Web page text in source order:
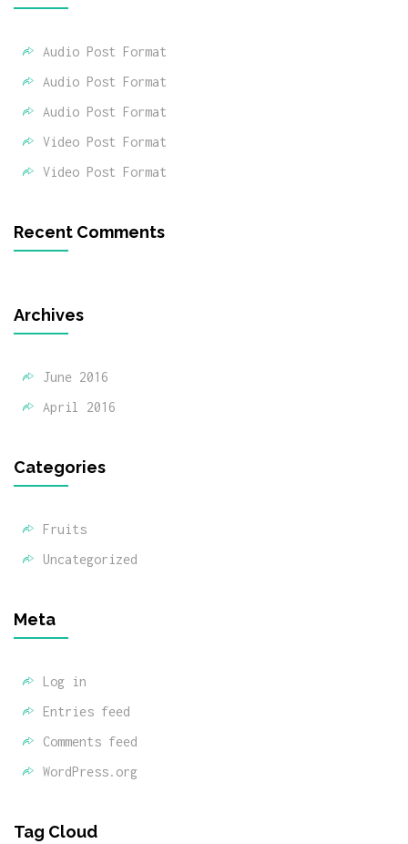
Audio Post Format
Audio Post Format
Audio Post Format
Video Post Format
Video Post Format
Recent Comments
Archives
June 2016
April 2016
Categories
Fruits
Uncategorized
Meta
Log in
Entries feed
Comments feed
WordPress.org
Tag Cloud